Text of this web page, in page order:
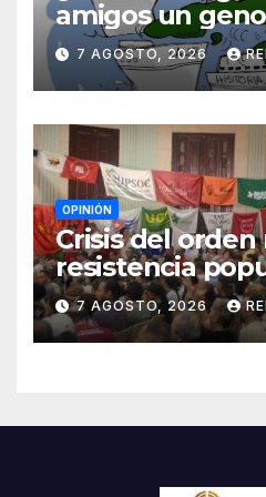
amigos un
Cuba? Por
Blanch
7 AGOSTO, 2026
OPINIÓN
Crisis del
resistencia
el inicio de la IV
Continental de
Movimientos
7 AGOSTO, 2026